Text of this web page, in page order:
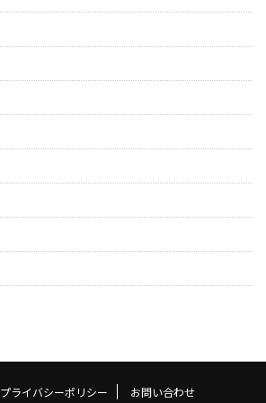
プライバシーポリシー お問い合わせ